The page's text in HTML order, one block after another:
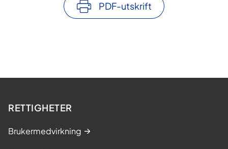
PDF-utskrift
RETTIGHETER
Brukermedvirkning